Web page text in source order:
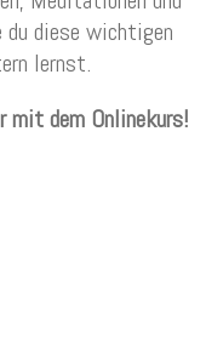
du diese wichtigen
lernst.
dem Onlinekurs!